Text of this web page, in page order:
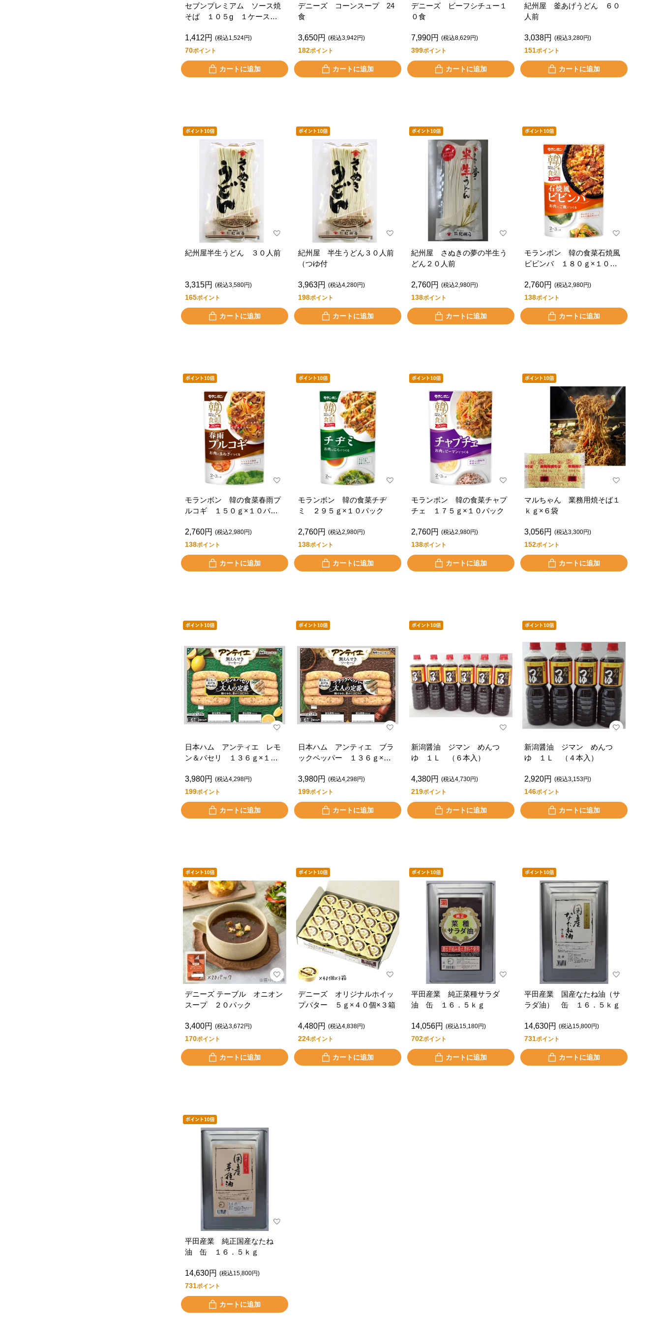
セブンプレミアム ソース焼
そば １０５g １ケース１
1,412円 (税込1,524円)
70ポイント
カートに追加
デニーズ コーンスープ 24
食
3,650円 (税込3,942円)
182ポイント
カートに追加
デニーズ ビーフシチュー１
０食
7,990円 (税込8,629円)
399ポイント
カートに追加
紀州屋 釜あげうどん ６０
人前
3,038円 (税込3,280円)
151ポイント
カートに追加
紀州屋半生うどん ３０人前
3,315円 (税込3,580円)
165ポイント
カートに追加
紀州屋 半生うどん３０人前
（つゆ付
3,963円 (税込4,280円)
198ポイント
カートに追加
紀州屋 さぬきの夢の半生う
どん２０人前
2,760円 (税込2,980円)
138ポイント
カートに追加
モランボン 韓の食菜石焼風
ビビンバ １８０ｇ×１０パ
2,760円 (税込2,980円)
138ポイント
カートに追加
モランボン 韓の食菜春雨プ
ルコギ １５０ｇ×１０パッ
2,760円 (税込2,980円)
138ポイント
カートに追加
モランボン 韓の食菜チヂ
ミ ２９５ｇ×１０パック
2,760円 (税込2,980円)
138ポイント
カートに追加
モランボン 韓の食菜チャプ
チェ １７５ｇ×１０パック
2,760円 (税込2,980円)
138ポイント
カートに追加
マルちゃん 業務用焼そば１
ｋｇ×６袋
3,056円 (税込3,300円)
152ポイント
カートに追加
日本ハム アンティエ レモ
ン＆パセリ １３６ｇ×１０
3,980円 (税込4,298円)
199ポイント
カートに追加
日本ハム アンティエ ブラ
ックペッパー １３６ｇ×１
3,980円 (税込4,298円)
199ポイント
カートに追加
新潟醤油 ジマン めんつ
ゆ １Ｌ （６本入）
4,380円 (税込4,730円)
219ポイント
カートに追加
新潟醤油 ジマン めんつ
ゆ １Ｌ （４本入）
2,920円 (税込3,153円)
146ポイント
カートに追加
デニーズ テーブル オニオン
スープ ２０パック
3,400円 (税込3,672円)
170ポイント
カートに追加
デニーズ オリジナルホイッ
プバター ５ｇ×４０個×３箱
4,480円 (税込4,838円)
224ポイント
カートに追加
平田産業 純正菜種サラダ
油 缶 １６．５ｋｇ
14,056円 (税込15,180円)
702ポイント
カートに追加
平田産業 国産なたね油（サ
ラダ油） 缶 １６．５ｋｇ
14,630円 (税込15,800円)
731ポイント
カートに追加
平田産業 純正国産なたね
油 缶 １６．５ｋｇ
14,630円 (税込15,800円)
731ポイント
カートに追加